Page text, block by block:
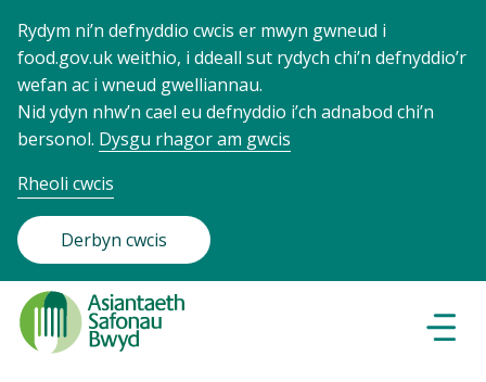
Rydym ni’n defnyddio cwcis er mwyn gwneud i
food.gov.uk weithio, i ddeall sut rydych chi’n defnyddio’r
wefan ac i wneud gwelliannau.
Nid ydyn nhw’n cael eu defnyddio i’ch adnabod chi’n
bersonol. Dysgu rhagor am gwcis
Rheoli cwcis
Derbyn cwcis
Food
Standards
Agency